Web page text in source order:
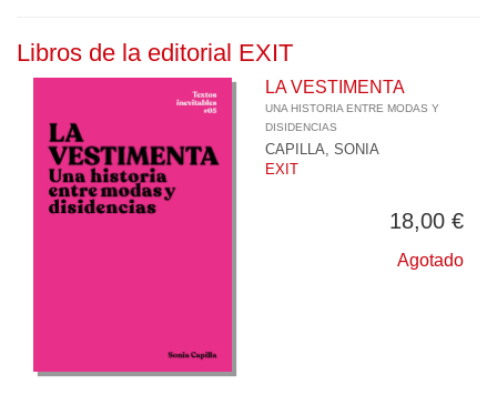
Libros de la editorial EXIT
LA VESTIMENTA
UNA HISTORIA ENTRE MODAS Y
DISIDENCIAS
CAPILLA, SONIA
EXIT
18,00 €
Agotado